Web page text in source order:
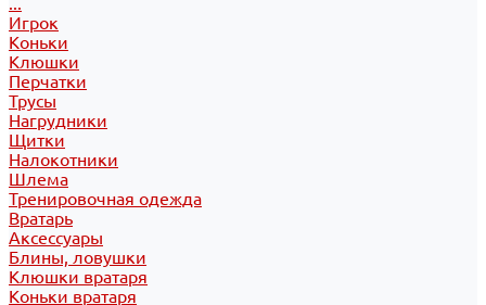
Игрок
Коньки
Клюшки
Перчатки
Трусы
Нагрудники
Щитки
Налокотники
Шлема
Тренировочная одежда
Вратарь
Аксессуары
Блины, ловушки
Клюшки вратаря
Коньки вратаря